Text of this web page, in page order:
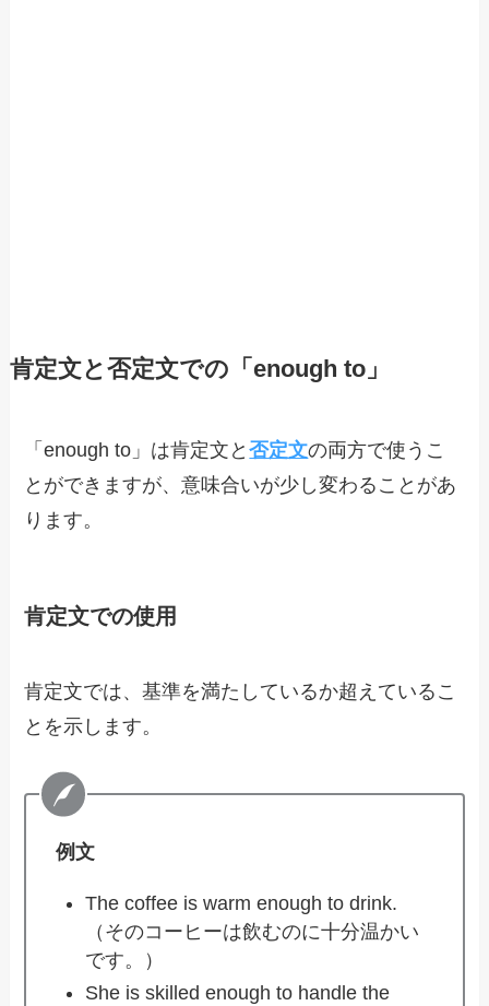
肯定文と否定文での「enough to」
「enough to」は肯定文と否定文の両方で使うこ
とができますが、意味合いが少し変わることがあ
ります。
肯定文での使用
肯定文では、基準を満たしているか超えているこ
とを示します。
例文
The coffee is warm enough to drink.
（そのコーヒーは飲むのに十分温かい
です。）
She is skilled enough to handle the